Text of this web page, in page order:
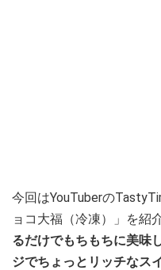
今回はYouTuberの
ョコ大福（冷凍）」を紹
るだけでもちもちに美味
ジでちょっとリッチなス